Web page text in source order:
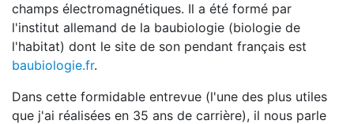
champs électromagnétiques. Il a été formé par
l'institut allemand de la baubiologie (biologie de
l'habitat) dont le site de son pendant français est
baubiologie.fr.
Dans cette formidable entrevue (l'une des plus utiles
que j'ai réalisées en 35 ans de carrière), il nous parle